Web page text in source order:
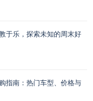
于乐，探索未知的周末好
指南：热门车型、价格与